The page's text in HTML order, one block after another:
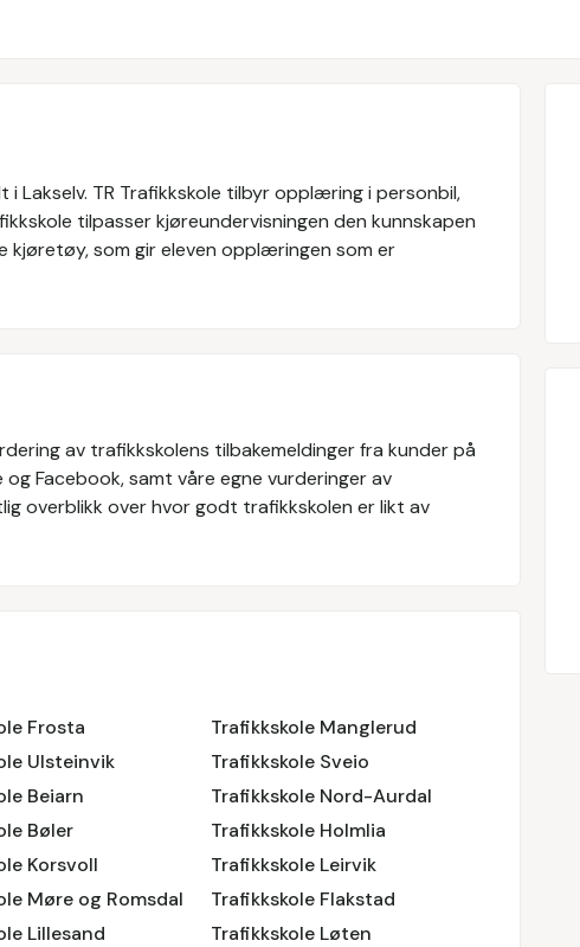
i Lakselv. TR Trafikkskole tilbyr opplæring i personbil,
tilpasser kjøreundervisningen den kunnskapen
kjøretøy, som gir eleven opplæringen som er
av trafikkskolens tilbakemeldinger fra kunder på
Facebook, samt våre egne vurderinger av
overblikk over hvor godt trafikkskolen er likt av
Frosta
Trafikkskole Manglerud
Ulsteinvik
Trafikkskole Sveio
Beiarn
Trafikkskole Nord-Aurdal
Bøler
Trafikkskole Holmlia
Korsvoll
Trafikkskole Leirvik
Møre og Romsdal
Trafikkskole Flakstad
Lillesand
Trafikkskole Løten